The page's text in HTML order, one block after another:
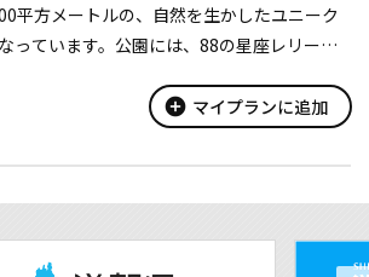
平方メートルの、自然を生かしたユニーク
っています。公園には、88の星座レリーフ
add_circle マイプランに追加